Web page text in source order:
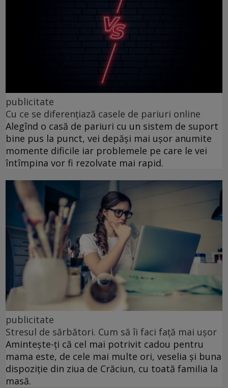
publicitate
Cu ce se diferențiază casele de pariuri online
Alegînd o casă de pariuri cu un sistem de suport
bine pus la punct, vei depăși mai ușor anumite
momente dificile iar problemele pe care le vei
întîmpina vor fi rezolvate mai rapid.
publicitate
Stresul de sărbători. Cum să îi faci față mai ușor
Amintește-ți că cel mai potrivit cadou pentru
mama este, de cele mai multe ori, veselia și buna
dispoziție din ziua de Crăciun, cu toată familia la
masă.